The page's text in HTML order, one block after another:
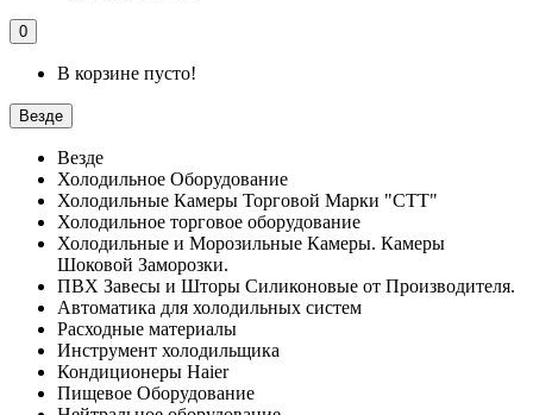
0
В корзине пусто!
Везде
Везде
Холодильное Оборудование
Холодильные Камеры Торговой Марки "СТТ"
Холодильное торговое оборудование
Холодильные и Морозильные Камеры. Камеры
Шоковой Заморозки.
ПВХ Завесы и Шторы Силиконовые от Производителя.
Автоматика для холодильных систем
Расходные материалы
Инструмент холодильщика
Кондиционеры Haier
Пищевое Оборудование